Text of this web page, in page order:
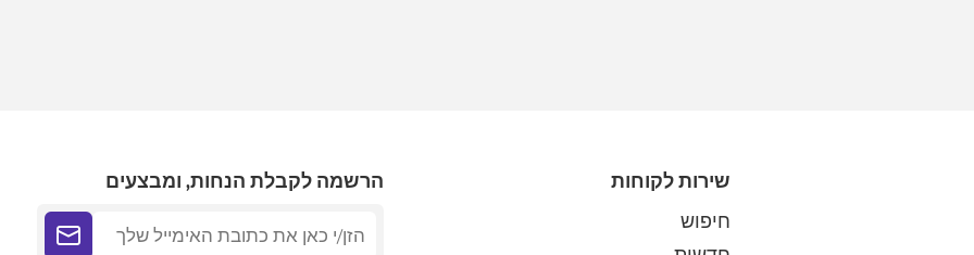
שירות לקוחות
חיפוש
הרשמה לקבלת הנחות, ומבצעים